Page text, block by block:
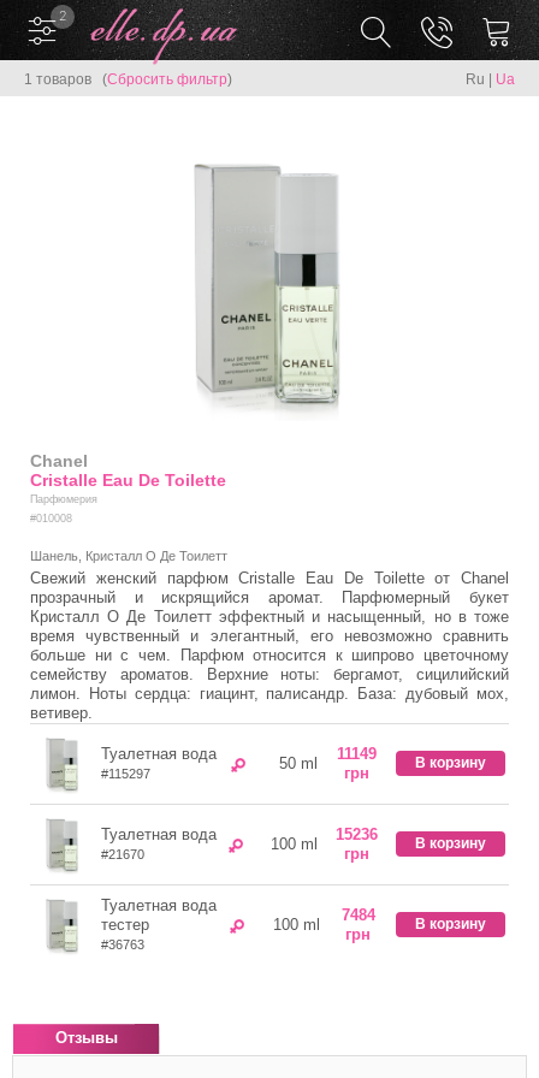
2
1 товаров (Сбросить фильтр) Ru Ua
Chanel
Cristalle Eau De Toilette
Парфюмерия
#010008
Шанель, Кристалл О Де Тоилетт
Свежий женский парфюм Cristalle Eau De Toilette от Chanel
прозрачный и искрящийся аромат. Парфюмерный букет
Кристалл О Де Тоилетт эффектный и насыщенный, но в тоже
время чувственный и элегантный, его невозможно сравнить
больше ни с чем. Парфюм относится к шипрово цветочному
семейству ароматов. Верхние ноты: бергамот, сицилийский
лимон. Ноты сердца: гиацинт, палисандр. База: дубовый мох,
ветивер.
Туалетная вода
#115297
50 ml
11149
грн
В корзину
Туалетная вода
#21670
100 ml
15236
грн
В корзину
Туалетная вода
тестер
#36763
100 ml
7484
грн
В корзину
Отзывы